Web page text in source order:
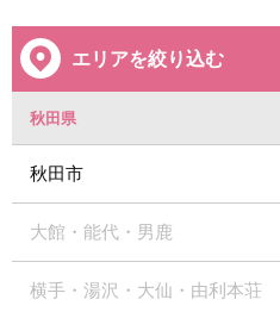
エリアを絞り込む
秋田県
秋田市
大館・能代・男鹿
横手・湯沢・大仙・由利本荘